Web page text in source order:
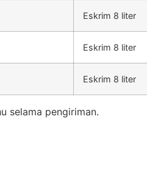
Eskrim 8 liter
Eskrim 8 liter
Eskrim 8 liter
selama pengiriman.